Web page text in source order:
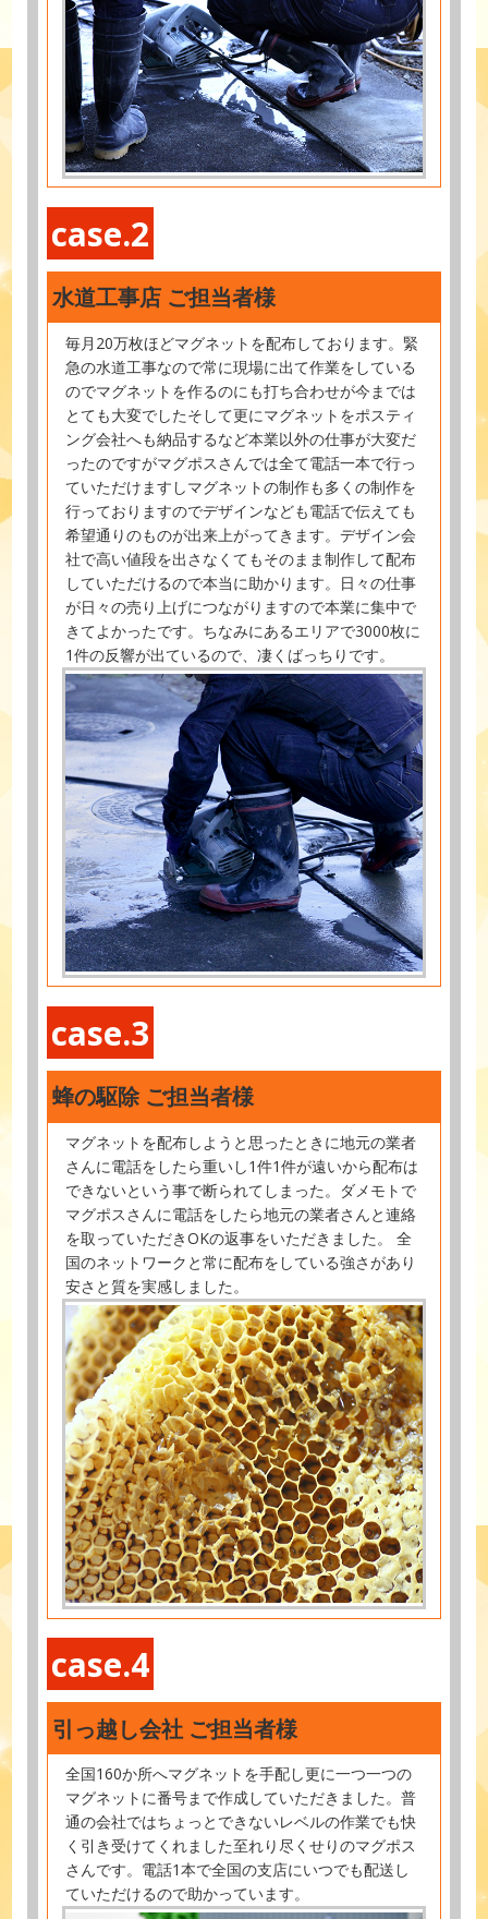
case.2
水道工事店 ご担当者様
毎月20万枚ほどマグネットを配布しております。緊
急の水道工事なので常に現場に出て作業をしている
のでマグネットを作るのにも打ち合わせが今までは
とても大変でしたそして更にマグネットをポスティ
ング会社へも納品するなど本業以外の仕事が大変だ
ったのですがマグポスさんでは全て電話一本で行っ
ていただけますしマグネットの制作も多くの制作を
行っておりますのでデザインなども電話で伝えても
希望通りのものが出来上がってきます。デザイン会
社で高い値段を出さなくてもそのまま制作して配布
していただけるので本当に助かります。日々の仕事
が日々の売り上げにつながりますので本業に集中で
きてよかったです。ちなみにあるエリアで3000枚に
1件の反響が出ているので、凄くばっちりです。
case.3
蜂の駆除 ご担当者様
マグネットを配布しようと思ったときに地元の業者
さんに電話をしたら重いし1件1件が遠いから配布は
できないという事で断られてしまった。ダメモトで
マグポスさんに電話をしたら地元の業者さんと連絡
を取っていただきOKの返事をいただきました。 全
国のネットワークと常に配布をしている強さがあり
安さと質を実感しました。
case.4
引っ越し会社 ご担当者様
全国160か所へマグネットを手配し更に一つ一つの
マグネットに番号まで作成していただきました。普
通の会社ではちょっとできないレベルの作業でも快
く引き受けてくれました至れり尽くせりのマグポス
さんです。電話1本で全国の支店にいつでも配送し
ていただけるので助かっています。